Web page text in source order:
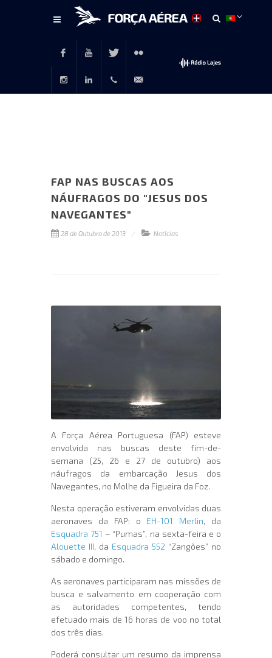
FacebookYoutubeTwitter Flickr
FAP NAS BUSCAS AOS
NÁUFRAGOS DO "JESUS DOS
NAVEGANTES"
28 de Outubro de 2013 Notícias
A Força Aérea Portuguesa (FAP) esteve
envolvida nas buscas deste fim-de-
semana (25, 26 e 27 de outubro) aos
náufragos da embarcação Jesus dos
Navegantes, no Molhe da Figueira da Foz.
Nesta operação estiveram envolvidas duas
aeronaves da FAP: o EH-101 Merlin, da
Esquadra 751 – “Pumas”, na sexta-feira e o
Alouette III, da Esquadra 552 “Zangões” no
sábado e domingo.
As aeronaves participaram nas missões de
busca e salvamento em cooperação com
as autoridades competentes, tendo
efetuado mais de 16 horas de voo no total
dos três dias.
Poderá consultar um resumo da imprensa